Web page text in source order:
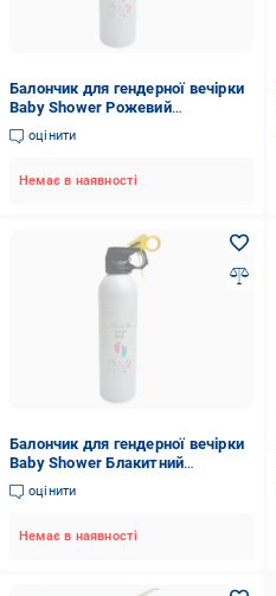
Балончик для гендерної вечірки
Baby Shower Рожевий
(29015719)
оцінити
Немає в наявності
Балончик для гендерної вечірки
Baby Shower Блакитний
(29015702)
оцінити
Немає в наявності